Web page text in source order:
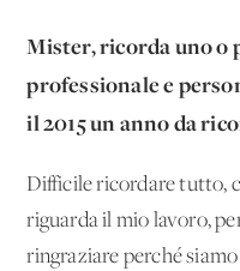
Mister, ricorda uno o
professionale e
il 2015 un anno da
Difficile ricordare tutto,
riguarda il mio lavoro,
ringraziare perché